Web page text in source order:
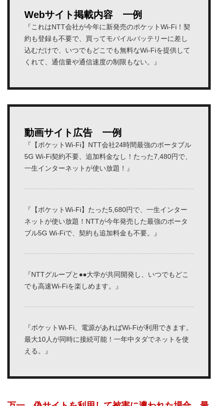
Webサイト掲載内容 一例
『これはNTT会社が今年に新発売のポケットWi-Fi！契
約も登録も不要で、買ってモバイルバッテリーに差し
込むだけで、いつでもどこでも無料なWi-Fiを提供して
くれて、通信量や通信速度の制限もない。』
動画サイト広告 一例
『【ポケットWi-Fi】NTT会社24時間最強のポータブル
5G Wi-Fi契約不要、追加料金なし！たった7,480円で、
一生インターネットが使い放題！』
『【ポケットWi-Fi】たった5,680円で、一生インター
ネットが使い放題！NTTが今年発売した最強のポータ
ブル5G Wi-Fiで、契約も追加料金も不要。』
『NTTグループと●●大学が共同開発し、いつでもどこ
でも高速Wi-Fiを楽しめます。』
『ポケットWi-Fi、電源があればWi-Fiが利用できます。
最大10人が同時に接続可能！一年中タダでネットを使
える。』